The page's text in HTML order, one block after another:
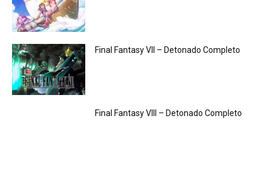
Final Fantasy VII – Detonado Completo
Final Fantasy VIII – Detonado Completo